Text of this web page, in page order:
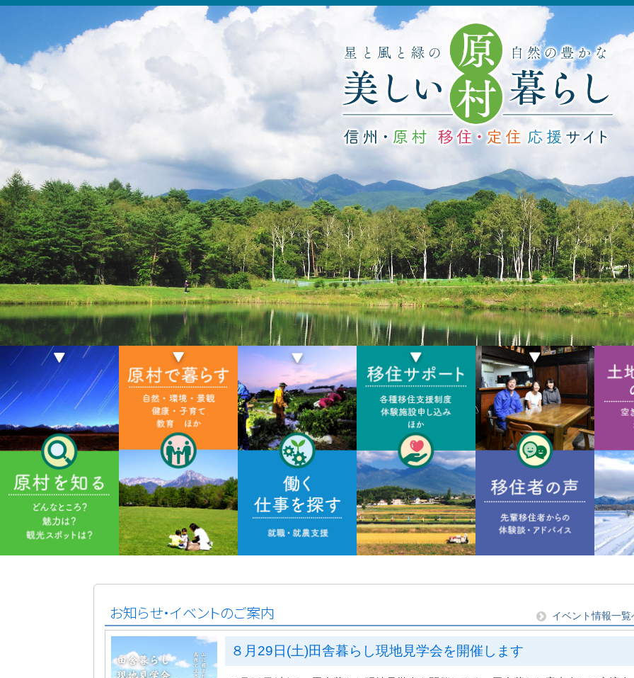
お知らせ・イベントのご案内 イベント情報一覧
８月29日(土)田舎暮らし現地見学会を開催します